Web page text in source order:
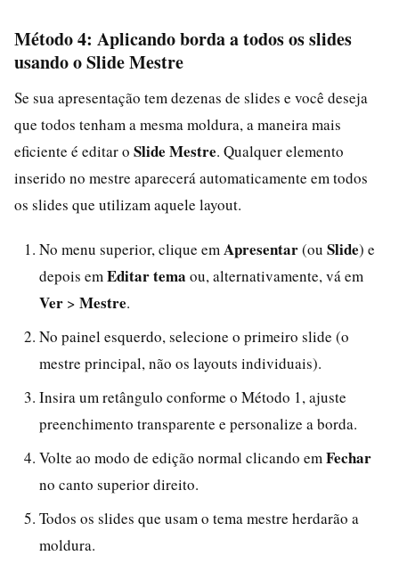
Método 4: Aplicando borda a todos os slides
usando o Slide Mestre
Se sua apresentação tem dezenas de slides e você deseja
que todos tenham a mesma moldura, a maneira mais
eficiente é editar o Slide Mestre. Qualquer elemento
inserido no mestre aparecerá automaticamente em todos
os slides que utilizam aquele layout.
No menu superior, clique em Apresentar(ou Slide) e
depois em Editar tema ou, alternativamente, vá em
Ver > Mestre.
No painel esquerdo, selecione o primeiro slide (o
mestre principal, não os layouts individuais).
Insira um retângulo conforme o Método 1, ajuste
preenchimento transparente e personalize a borda.
Volte ao modo de edição normal clicando em Fechar
no canto superior direito.
Todos os slides que usam o tema mestre herdarão a
moldura.